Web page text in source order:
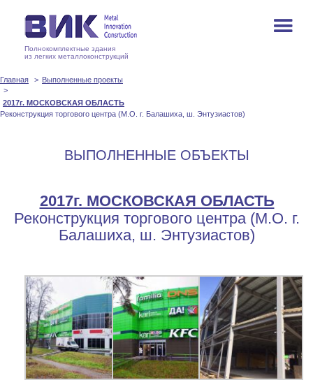
Полнокомплектные здания
из легких металлоконструкций
Главная Выполненные проекты
2017г. МОСКОВСКАЯ ОБЛАСТЬ
Реконструкция торгового центра (М.О. г. Балашиха, ш. Энтузиастов)
ВЫПОЛНЕННЫЕ ОБЪЕКТЫ
2017г. МОСКОВСКАЯ ОБЛАСТЬ
Реконструкция торгового центра (М.О. г.
Балашиха, ш. Энтузиастов)